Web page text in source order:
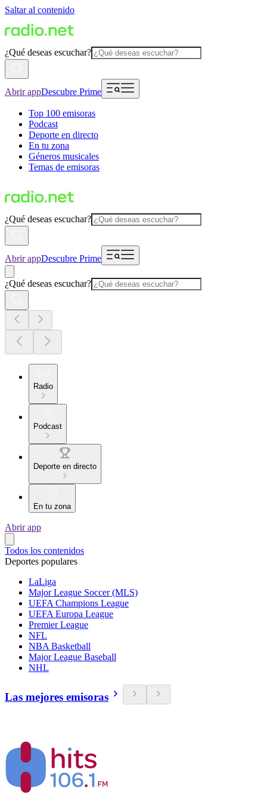
Saltar al contenido
¿Qué deseas escuchar?
Abrir appDescubre Prime
Top 100 emisoras
Podcast
Deporte en directo
En tu zona
Géneros musicales
Temas de emisoras
¿Qué deseas escuchar?
Abrir appDescubre Prime
¿Qué deseas escuchar?
Radio
Podcast
Deporte en directo
En tu zona
Abrir app
Todos los contenidos
Deportes populares
LaLiga
Major League Soccer (MLS)
UEFA Champions League
UEFA Europa League
Premier League
NFL
NBA Basketball
Major League Baseball
NHL
Las mejores emisoras